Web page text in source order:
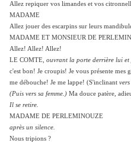
Allez repiquer vos limandes et vos
MADAME
Allez jouer des escarpins sur leurs
MADAME ET MONSIEUR DE
Allez! Allez! Allez!
LE COMTE, ouvrant la porte derrière lui
c'est bon! Je croupis! Je vous présente mes
me débouche! Je me lappe! (S'inclinant
(Puis vers sa femme.) Ma douce patère,
Il se retire.
MADAME DE PERLEMINOUZE
après un silence.
Nous tripions ?